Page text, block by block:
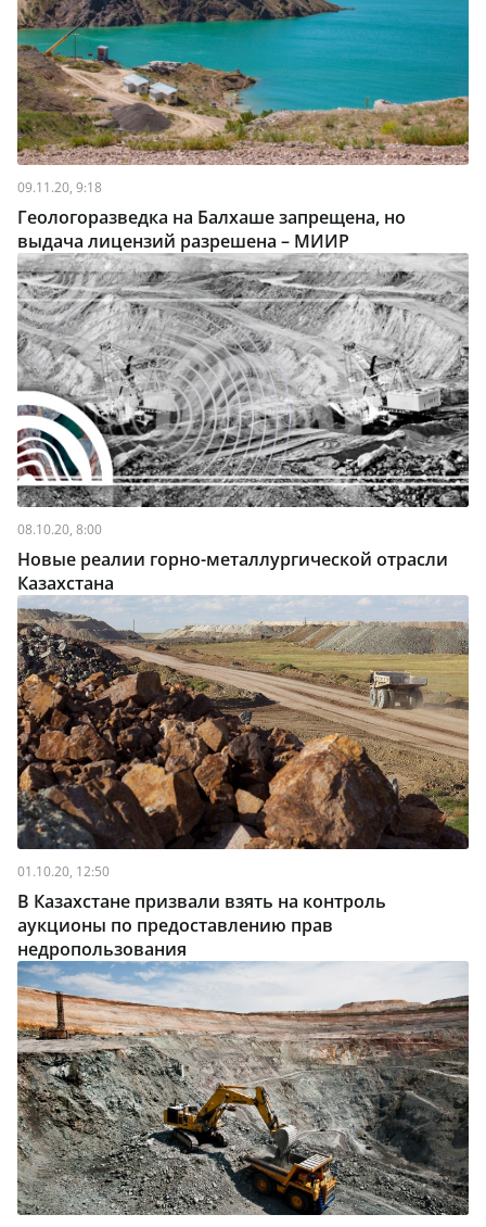
09.11.20, 9:18
Геологоразведка на Балхаше запрещена, но
выдача лицензий разрешена – МИИР
08.10.20, 8:00
Новые реалии горно-металлургической отрасли
Казахстана
01.10.20, 12:50
В Казахстане призвали взять на контроль
аукционы по предоставлению прав
недропользования